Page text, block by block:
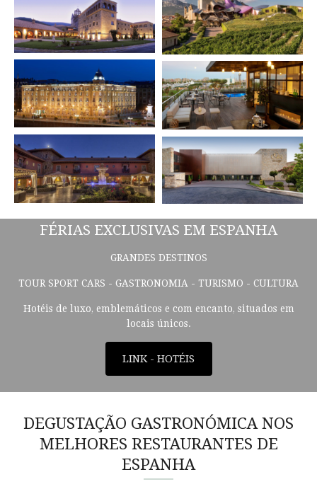
FÉRIAS EXCLUSIVAS EM ESPANHA
GRANDES DESTINOS
TOUR SPORT CARS - GASTRONOMIA - TURISMO - CULTURA
Hotéis de luxo, emblemáticos e com encanto, situados em
locais únicos.
LINK - HOTÉIS
DEGUSTAÇÃO GASTRONÓMICA NOS
MELHORES RESTAURANTES DE
ESPANHA